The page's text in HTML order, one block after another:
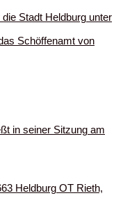
Stadt Heldburg unter
Schöffenamt von
in seiner Sitzung am
Heldburg OT Rieth,